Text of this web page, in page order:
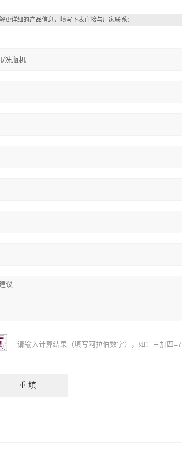
更详细的产品信息，填写下表直接与厂家联系：
请输入计算结果（填写阿拉伯数字），如：三加四=7